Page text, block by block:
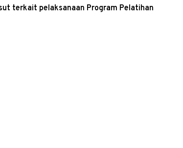
terkait pelaksanaan Program Pelatihan